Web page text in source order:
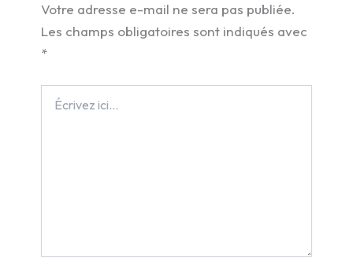
Votre adresse e-mail ne sera pas publiée.
Les champs obligatoires sont indiqués avec
*
ici…